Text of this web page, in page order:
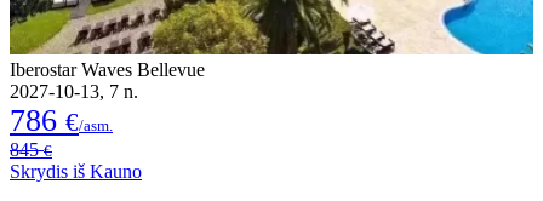
Iberostar Waves Bellevue
2027-10-13, 7 n.
786 €/asm.
845€
Skrydis iš Kauno